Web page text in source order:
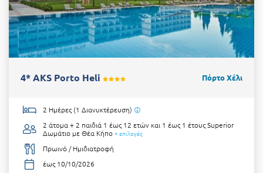
4* AKS Porto Heli Πόρτο Χέλι
2 Ημέρες (1 Διανυκτέρευση)
2 άτομα + 2 παιδιά 1 έως 12 ετών και 1 έως 1 έτουςSuperior
Δωμάτιο με Θέα Κήπο + επιλογές
Πρωινό / Ημιδιατροφή
έως 10/10/2026